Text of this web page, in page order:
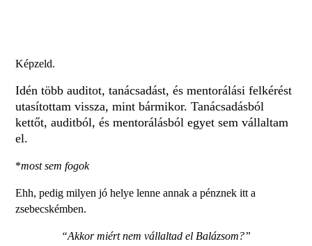
Képzeld.
Idén több auditot, tanácsadást, és mentorálási felkérést
utasítottam vissza, mint bármikor. Tanácsadásból
kettőt, auditból, és mentorálásból egyet sem vállaltam
el.
*most sem fogok
Ehh, pedig milyen jó helye lenne annak a pénznek itt a
zsebecskémben.
“Akkor miért nem vállaltad el Balázsom?”